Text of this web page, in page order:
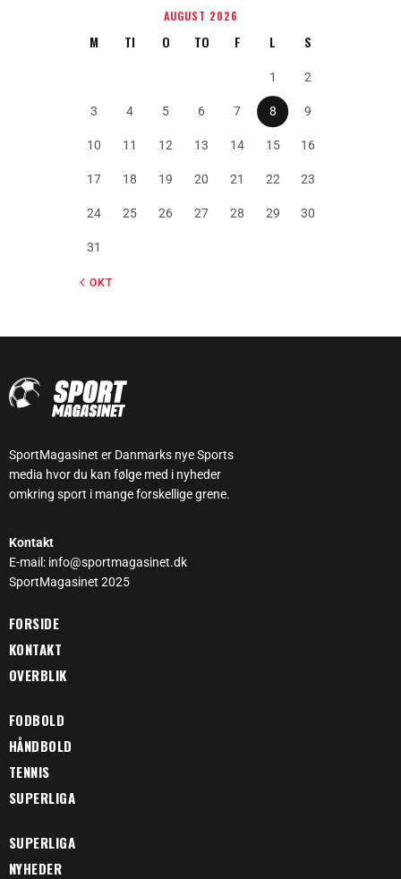
AUGUST 2026
M TI O TO F L S
1 2
3 4 5 6 7 8 9
10 11 12 13 14 15 16
17 18 19 20 21 22 23
24 25 26 27 28 29 30
31
« OKT
SportMagasinet er Danmarks nye Sports
media hvor du kan følge med i nyheder
omkring sport i mange forskellige grene.
Kontakt
E-mail: info@sportmagasinet.dk
SportMagasinet 2025
FORSIDE
KONTAKT
OVERBLIK
FODBOLD
HÅNDBOLD
TENNIS
SUPERLIGA
SUPERLIGA
NYHEDER